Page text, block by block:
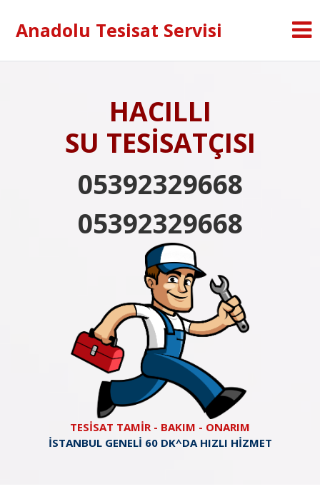
Anadolu Tesisat Servisi
HACILLI
SU TESİSATÇISI
05392329668
05392329668
TESİSAT TAMİR - BAKIM - ONARIM
İSTANBUL GENELİ 60 DK^DA HIZLI HİZMET